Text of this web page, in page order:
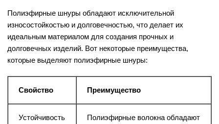
Полиэфирные шнуры обладают исключительной
износостойкостью и долговечностью, что делает их
идеальным материалом для создания прочных и
долговечных изделий. Вот некоторые преимущества,
которые выделяют полиэфирные шнуры:
Свойство Преимущество
Устойчивость
Полиэфирные волокна обладают